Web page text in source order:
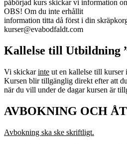
påbörjad kurs skickar vi information
OBS! Om du inte erhållit
information titta då först i din
kurser@evabodfaldt.com
Kallelse till Utbildning
Vi skickarinte ut en kallelse till kurser
Kursen blir tillgänglig direkt efter att
när du vill under de dagar kursen är
AVBOKNING OCH
Avbokning ska ske skriftligt.